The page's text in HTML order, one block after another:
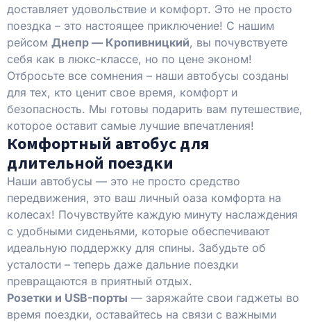
доставляет удовольствие и комфорт. Это не просто
поездка – это настоящее приключение! С нашим
рейсом Днепр — Кропивницкий, вы почувствуете
себя как в люкс-классе, но по цене эконом!
Отбросьте все сомнения – наши автобусы созданы
для тех, кто ценит свое время, комфорт и
безопасность. Мы готовы подарить вам путешествие,
которое оставит самые лучшие впечатления!
Комфортный автобус для
длительной поездки
Наши автобусы — это не просто средство
передвижения, это ваш личный оаза комфорта на
колесах! Почувствуйте каждую минуту наслаждения
с удобными сиденьями, которые обеспечивают
идеальную поддержку для спины. Забудьте об
усталости – теперь даже дальние поездки
превращаются в приятный отдых.
Розетки и USB-порты — заряжайте свои гаджеты во
время поездки, оставайтесь на связи с важными